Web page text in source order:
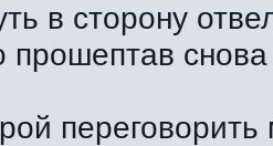
в сторону
прошептав